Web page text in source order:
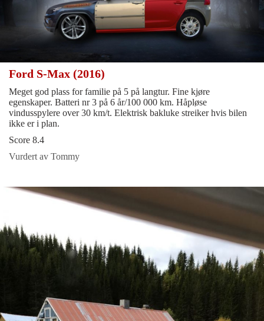
Ford S-Max (2016)
Meget god plass for familie på 5 på langtur. Fine kjøre
egenskaper. Batteri nr 3 på 6 år/100 000 km. Håpløse
vindusspylere over 30 km/t. Elektrisk bakluke streiker hvis bilen
ikke er i plan.
Score 8.4
Vurdert av Tommy